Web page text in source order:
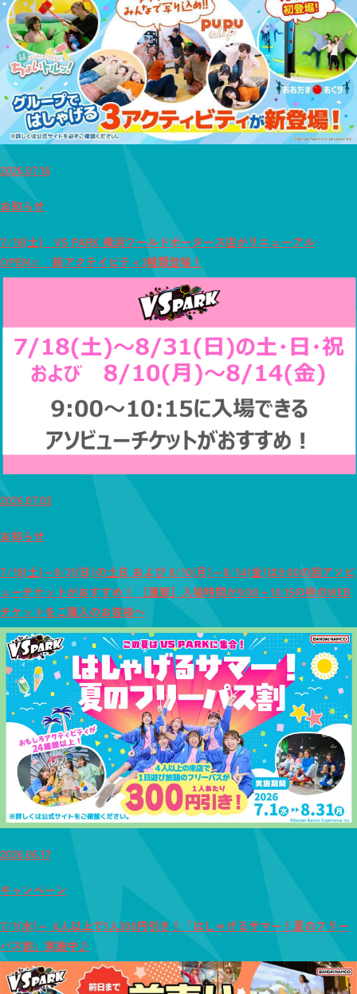
2026.07.16
お知らせ
7/18(土) VS PARK 横浜ワールドポーターズ店がリニューアル
OPEN♬ 新アクテイビティ3種類登場！
2026.07.02
お知らせ
7/18(土)～8/31(日)の土日 および 8/10(月)～8/14(金)は9:00の回アソビ
ューチケットがおすすめ！ 【重要】入場時間が9:00～10:15の枠のWEB
チケットをご購入のお客様へ
2026.06.17
キャンペーン
7/1(水)～ 4人以上で1人300円引き！「はしゃげるサマー！夏のフリー
パス割」実施中♪